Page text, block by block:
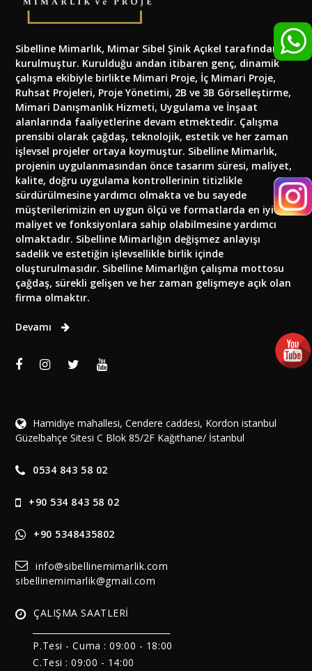
Sibelline Mimarlık, Mimar Sibel Şinik Açıkel tarafından
kurulmuştur. Kurulduğu andan itibaren genç, dinamik
çalışma ekibiyle birlikte Mimari Proje, İç Mimari Proje,
Ruhsat Projeleri, Proje Yönetimi, 2B ve 3B Görselleştirme,
Mimari Danışmanlık Hizmeti, Uygulama ve İnşaat
alanlarında faaliyetlerine devam etmektedir. Çalışma
prensibi olarak çağdaş, teknolojik, estetik ve her zaman
işlevsel projeler ortaya koymuştur. Sibelline Mimarlık,
projenin uygulanmasından önce tasarım süresi, maliyet,
kalite, doğru uygulama kontrollerinin titizlikle
sürdürülmesine yardımcı olmakta ve bu sayede
müşterilerimizin en uygun ölçü ve formatlarda en iyi
maliyet ve fonksiyonlara sahip olabilmesine yardımcı
olmaktadır. Sibelline Mimarlığın değişmez anlayışı
sadelik ve estetiğin işlevsellikle birlik içinde
oluşturulmasıdır. Sibelline Mimarlığın çalışma mottosu
çağdaş, sürekli gelişen ve her zaman gelişmeye açık olan
firma olmaktır.
Devamı
Hamidiye mahallesi, Cendere caddesi, Kordon istanbul
Güzelbahçe Sitesi C Blok 85/2F Kağıthane/ İstanbul
0534 843 58 02
+90 534 843 58 02
+90 5348435802
info@sibellinemimarlik.com
sibellinemimarlik@gmail.com
ÇALIŞMA SAATLERİ
P.Tesi - Cuma : 09:00 - 18:00
C.Tesi : 09:00 - 14:00